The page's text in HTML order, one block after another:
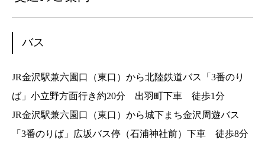
バス
JR金沢駅兼六園口（東口）から北陸鉄道バス「3番のり
ば」小立野方面行き約20分 出羽町下車 徒歩1分
JR金沢駅兼六園口（東口）から城下まち金沢周遊バス
「3番のりば」広坂バス停（石浦神社前）下車 徒歩8分